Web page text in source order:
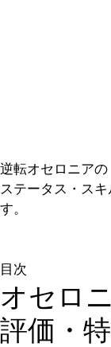
逆転オセロニア
ステータス・ス
す。
目次
オセロ
評価・